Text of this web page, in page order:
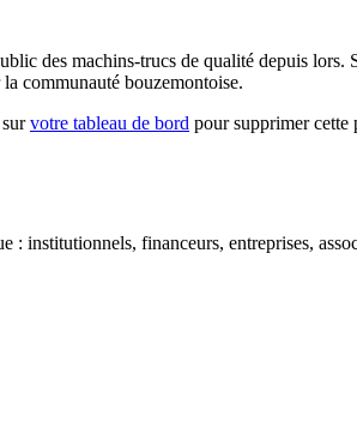
des machins-trucs de qualité depuis
communauté bouzemontoise.
votre tableau de bord pour supprimer cette
: institutionnels, financeurs, entreprises,